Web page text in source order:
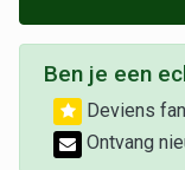
Ben je een
Deviens
Ontvang